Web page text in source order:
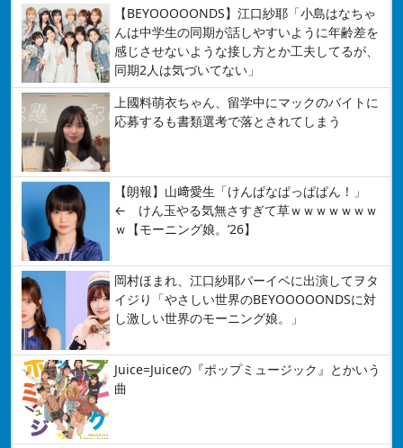
【BEYOOOOONDS】江口紗耶「小島はなちゃ
んは中学生の同期が話しやすいように年齢差を
感じさせないような接し方とか工夫してるが、
同期2人は気づいてない」
上國料萌衣ちゃん、留学中にマックのバイトに
応募するも書類選考で落とされてしまう
【朗報】山﨑愛生「けんぱなぱっぱぱん！」
← けん玉やる気無さすぎて草ｗｗｗｗｗｗｗ
ｗ【モーニング娘。’26】
岡村ほまれ、江口紗耶バーイベに出演してヲタ
イジり「やさしい世界のBEYOOOOONDSに対
し激しい世界のモーニング娘。」
Juice=Juiceの『ポップミュージック』とかいう
曲